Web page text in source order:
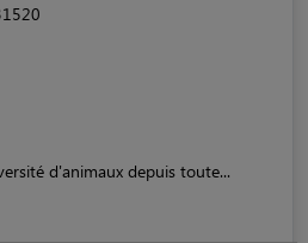
d'animaux depuis toute...